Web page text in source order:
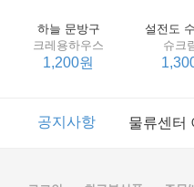
하늘 문방구
크레용하우스
1,200원
설전도
슈크
이벤트 2017년 리브피
공지사항 물류센터